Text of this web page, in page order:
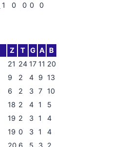
1 0 0 0 0
Z T G A B
21 24 17 11 20
9 2 4 9 13
6 2 3 7 10
18 2 4 1
5
19 2 3 1
4
19 0 3 1
4